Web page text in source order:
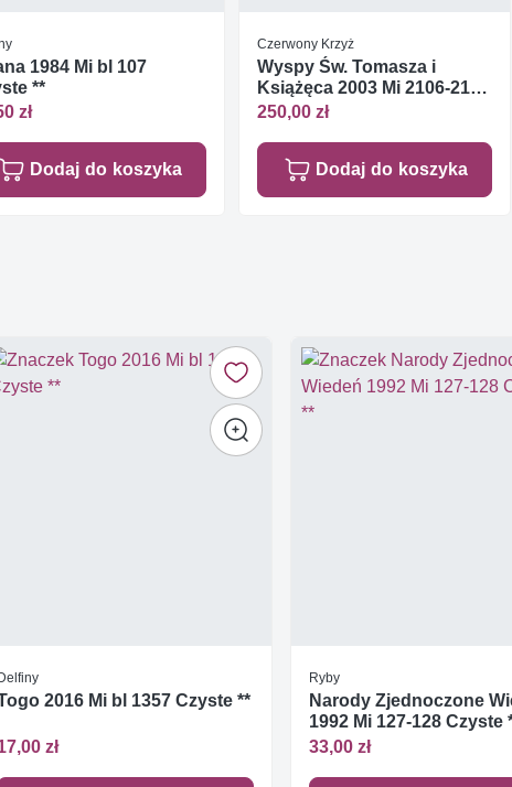
1984 Mi bl 107
**
zł
Dodaj do koszyka
Czerwony Krzyż
Wyspy Św. Tomasza i
Książęca 2003 Mi 2106-214
Czyste **
250,00 zł
Dodaj do koszyka
2016 Mi bl 1357 Czyste **
zł
Ryby
Narody Zjednoczone
1992 Mi 127-128 Czyste
33,00 zł